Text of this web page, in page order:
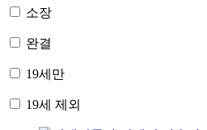
소장
완결
19세만
19세 제외